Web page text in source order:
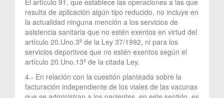
resulta de aplicación algún tipo reducido, no incluye en
la actualidad ninguna mención a los servicios de
asistencia sanitaria que no estén exentos en virtud del
artículo 20.Uno.3º de la Ley 37/1992, ni para los
servicios deportivos que no estén exentos según el
artículo 20.Uno.13º de la citada Ley.
4.- En relación con la cuestión planteada sobre la
facturación independiente de los viales de las vacunas